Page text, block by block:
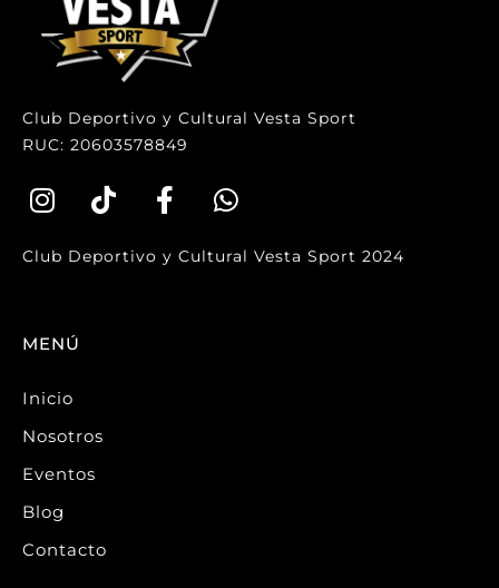
Club Deportivo y Cultural Vesta Sport
RUC: 20603578849
Club Deportivo y Cultural Vesta Sport 2024
MENÚ
Inicio
Nosotros
Eventos
Blog
Contacto